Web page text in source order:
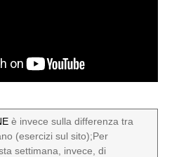
è invece sulla differenza tra
(esercizi sul sito);Per
settimana, invece, di